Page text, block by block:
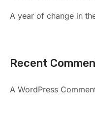
A year of change in
Recent
A WordPress